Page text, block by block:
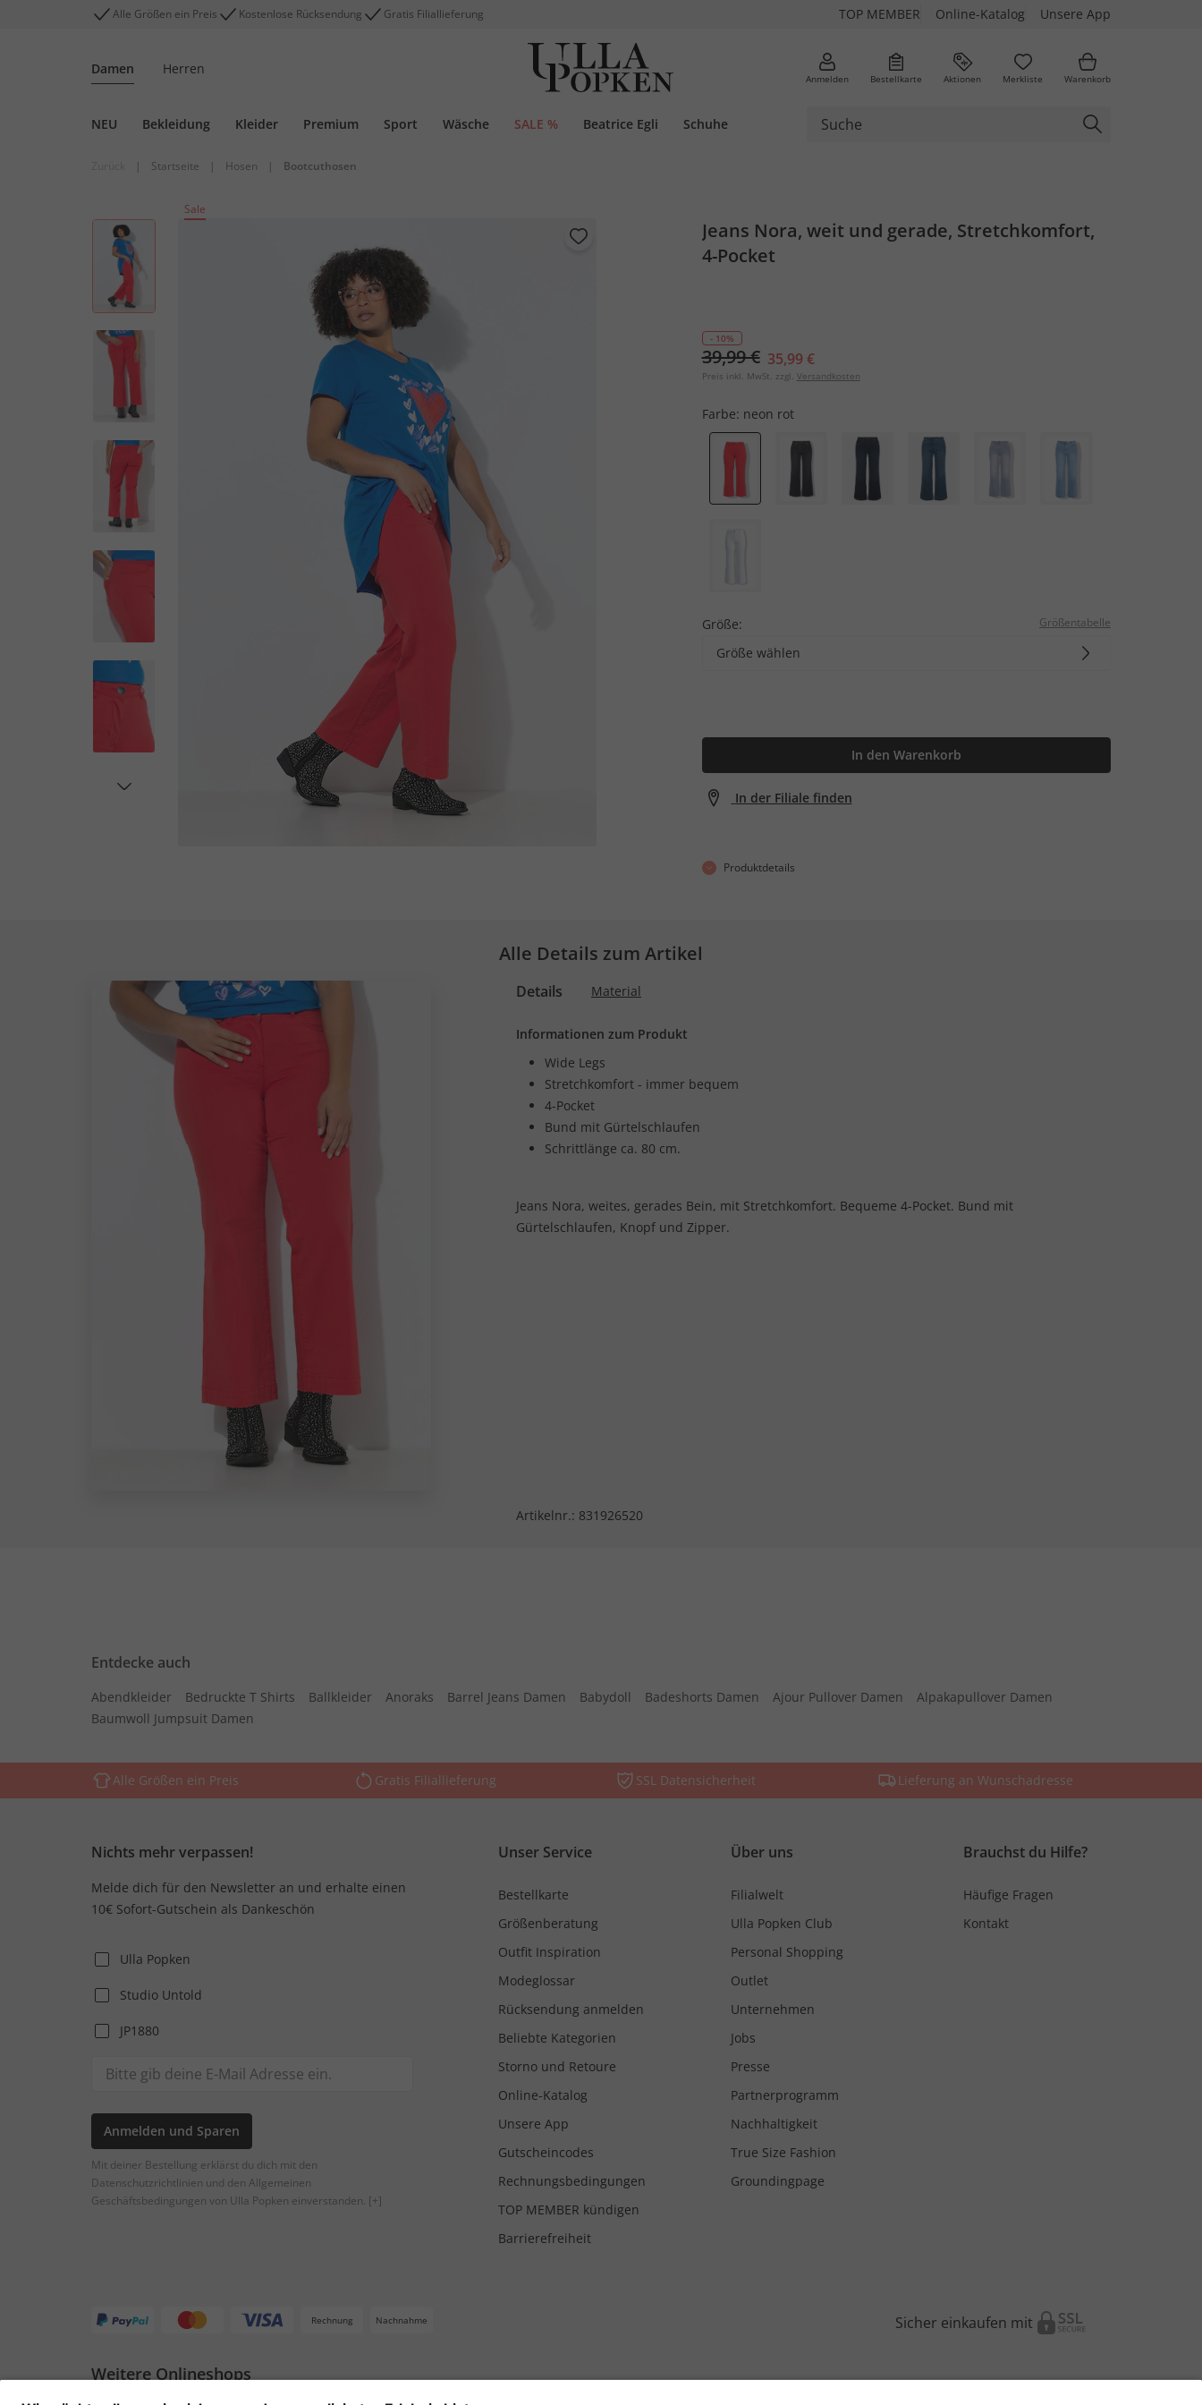
Alle Größen ein Preis Kostenlose Rücksendung Gratis Filiallieferung TOP MEMBER Online-Katalog Unsere App
Damen Herren
Anmelden Bestellkarte Aktionen Merkliste Warenkorb
NEU Bekleidung Kleider Premium Sport Wäsche SALE % Beatrice Egli Schuhe
| Startseite | Hosen | Bootcuthosen
Sale
Jeans Nora, weit und gerade, Stretchkomfort,
4-Pocket
- 10%
39,99 € 35,99 €
Preis inkl. MwSt. zzgl. Versandkosten
Farbe: neon rot
Größe: Größentabelle
Größe wählen
In den Warenkorb
In der Filiale finden
Produktdetails
Alle Details zum Artikel
Details Material
Informationen zum Produkt
Wide Legs
Stretchkomfort - immer bequem
4-Pocket
Bund mit Gürtelschlaufen
Schrittlänge ca. 80 cm.
Jeans Nora, weites, gerades Bein, mit Stretchkomfort. Bequeme 4-Pocket. Bund mit
Gürtelschlaufen, Knopf und Zipper.
Artikelnr.: 831926520
Entdecke auch
Abendkleider Bedruckte T Shirts Ballkleider Anoraks Barrel Jeans Damen Babydoll Badeshorts Damen Ajour Pullover Damen
Alpakapullover Damen
Baumwoll Jumpsuit Damen
Alle Größen ein Preis Gratis Filiallieferung SSL Datensicherheit Lieferung an Wunschadresse
Nichts mehr verpassen!
Melde dich für den Newsletter an und erhalte einen
10€ Sofort-Gutschein als Dankeschön
Ulla Popken
Studio Untold
JP1880
Anmelden und Sparen
Mit deiner Bestellung erklärst du dich mit den
Datenschutzrichtlinien und den Allgemeinen
Geschäftsbedingungen von Ulla Popken einverstanden. [+]
Unser Service
Bestellkarte
Größenberatung
Outfit Inspiration
Modeglossar
Rücksendung anmelden
Beliebte Kategorien
Storno und Retoure
Online-Katalog
Unsere App
Gutscheincodes
Rechnungsbedingungen
TOP MEMBER kündigen
Barrierefreiheit
Über uns
Filialwelt
Ulla Popken Club
Personal Shopping
Outlet
Unternehmen
Jobs
Presse
Partnerprogramm
Nachhaltigkeit
True Size Fashion
Groundingpage
Brauchst du Hilfe?
Häufige Fragen
Kontakt
Rechnung Nachnahme Sicher einkaufen mit
Weitere Onlineshops